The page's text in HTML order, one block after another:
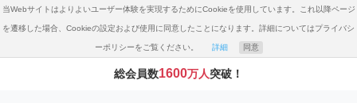
当Webサイトはよりよいユーザー体験を実現するためにCookieを使用しています。これ以降ページ
を遷移した場合、Cookieの設定および使用に同意したことになります。詳細についてはプライバシ
ーポリシーをご覧ください。 詳細 同意
総会員数1600万人突破！